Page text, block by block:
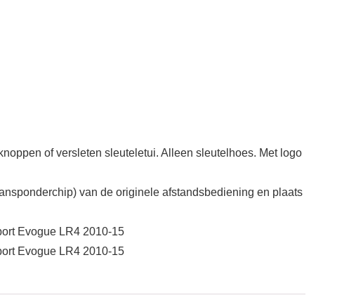
of versleten sleuteletui. Alleen sleutelhoes. Met logo
van de originele afstandsbediening en plaats
Evogue LR4 2010-15
Evogue LR4 2010-15